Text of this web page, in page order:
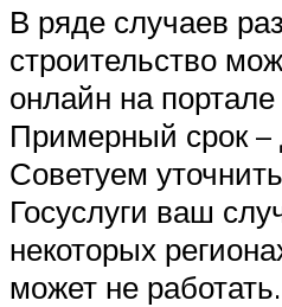
В ряде случаев
строительство
онлайн на портале
Примерный срок –
Советуем
Госуслуги ваш
некоторых
может не работать.